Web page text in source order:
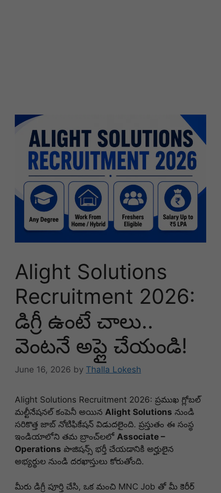
Alight Solutions
Recruitment 2026:
డిగ్రీ ఉంటే చాలు..
వెంటనే అప్లై చేయండి!
June 16, 2026 by Thalla Lokesh
Alight Solutions Recruitment 2026: ప్రముఖ గ్లోబల్
మల్టీనేషనల్ కంపెనీ అయిన Alight Solutions నుండి
సరికొత్త జాబ్ నోటిఫికేషన్ విడుదలైంది. ప్రస్తుతం ఈ సంస్థ
ఇండియాలోని తమ బ్రాంచ్‌లలో Associate –
Operations పొజిషన్స్ భర్తీ చేయడానికి అర్హులైన
అభ్యర్థుల నుండి దరఖాస్తులు కోరుతోంది.
మీరు డిగ్రీ పూర్తి చేసి, ఒక మంచి MNC Job తో మీ కెరీర్